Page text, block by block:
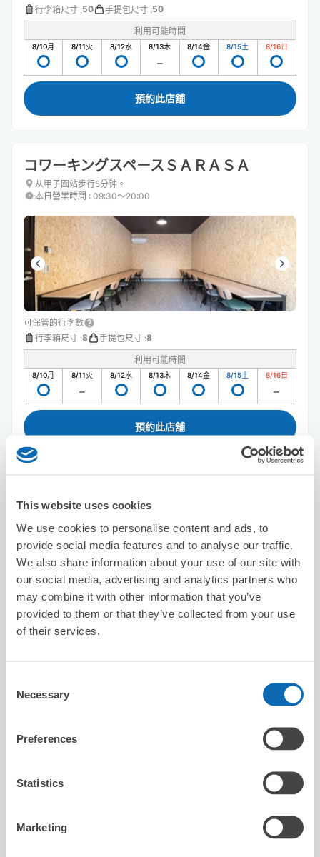
This website uses cookies
We use cookies to personalise content and ads, to
provide social media features and to analyse our traffic.
We also share information about your use of our site with
our social media, advertising and analytics partners who
may combine it with other information that you’ve
provided to them or that they’ve collected from your use
of their services.
Selection
Necessary
Preferences
Statistics
Marketing
行李箱尺寸 :50 手提包尺寸 :50
利用可能時間
8/10月 8/11火 8/12水 8/13木 8/14金 8/15土 8/16日
預約此店舖
コワーキングスペースＳＡＲＡＳＡ
从甲子園站步行5分钟。
本日營業時間 : 09:30〜20:00
可保管的行李數
行李箱尺寸 :8 手提包尺寸 :8
利用可能時間
8/10月 8/11火 8/12水 8/13木 8/14金 8/15土 8/16日
預約此店舖
从有楽町站步行99分钟。
本日營業時間: 關閉
8/16 日
セブン－イレブン尼崎立花町２丁目